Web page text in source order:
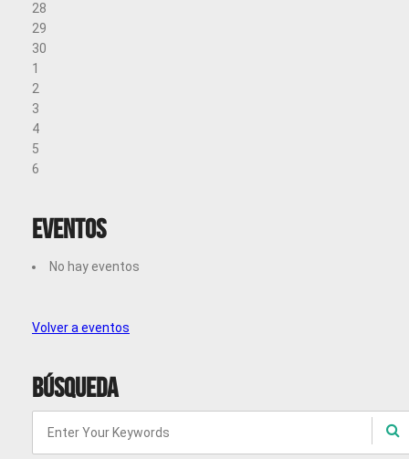
28
29
30
1
2
3
4
5
6
Eventos
No hay eventos
Volver a eventos
Búsqueda